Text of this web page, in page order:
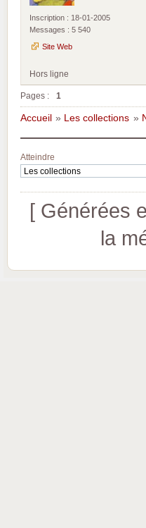
Inscription : 18-01-2005
Messages : 5 540
Site Web
Hors ligne
Pages : 1
Accueil » Les collections »
Atteindre
[ Générées
la